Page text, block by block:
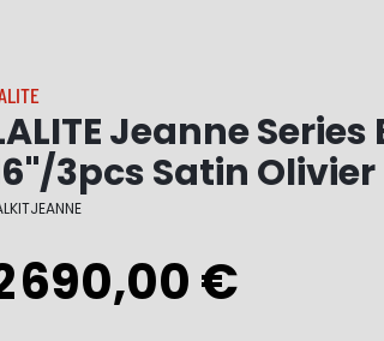
Jeanne
3pcs Satin Olivier
690,00 €